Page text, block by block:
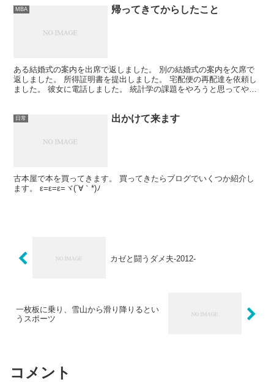
MBA 帰ってきてからしたこと
ある結婚式の案内を出席で返しました。 別の結婚式の案内を欠席で
返しました。 所得証明書を提出しました。 宅配便の再配達を依頼し
ました。 彼女に電話しました。 統計学の課題をやろうと思ってやり
日常 出かけて来ます
古本屋で本を買ってきます。 買ってきたらブログでいくつか紹介し
ます。 ε=ε=ε=ヾ(´∀｀*)ﾉ
カゼと闘うダメ夫-2012-
一枚板に乗り、雪山から滑り降りるとい
うスポーツ
コメント